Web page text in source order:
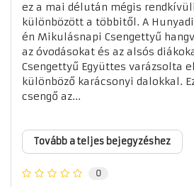
ez a mai délután mégis
különbözött a többitől. A
én Mikulásnapi Csengettyű
az óvodásokat és az alsós
Csengettyű Együttes varázsolta
különböző karácsonyi dalokkal.
csengő az...
Tovább a teljes bejegyzéshez
0